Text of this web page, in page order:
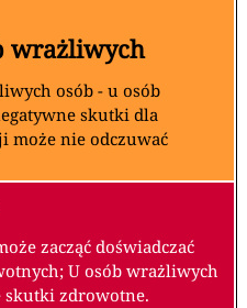
wrażliwych
osób - u osób
skutki dla
może nie odczuwać
zacząć doświadczać
U osób wrażliwych
skutki zdrowotne.